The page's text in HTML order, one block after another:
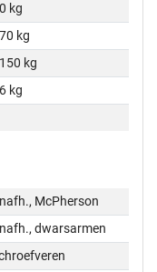
kg
kg
kg
kg
McPherson
dwarsarmen